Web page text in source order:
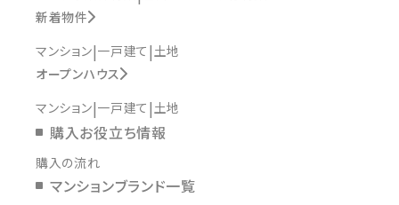
新着物件
マンション 一戸建て 土地
オープンハウス
マンション 一戸建て 土地
購入お役立ち情報
購入の流れ
マンションブランド一覧